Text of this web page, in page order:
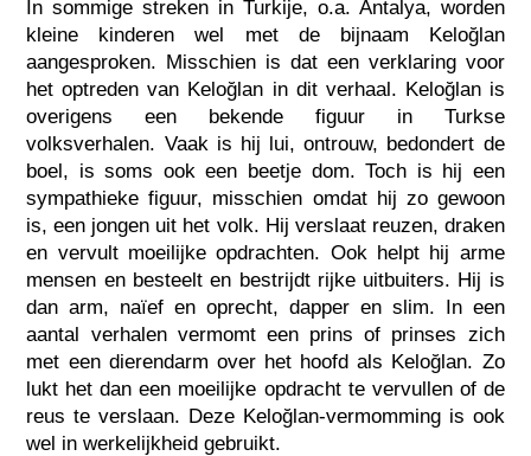
In sommige streken in Turkije, o.a. Antalya, worden
kleine kinderen wel met de bijnaam Keloğlan
aangesproken. Misschien is dat een verklaring voor
het optreden van Keloğlan in dit verhaal. Keloğlan is
overigens een bekende figuur in Turkse
volksverhalen. Vaak is hij lui, ontrouw, bedondert de
boel, is soms ook een beetje dom. Toch is hij een
sympathieke figuur, misschien omdat hij zo gewoon
is, een jongen uit het volk. Hij verslaat reuzen, draken
en vervult moeilijke opdrachten. Ook helpt hij arme
mensen en besteelt en bestrijdt rijke uitbuiters. Hij is
dan arm, naïef en oprecht, dapper en slim. In een
aantal verhalen vermomt een prins of prinses zich
met een dierendarm over het hoofd als Keloğlan. Zo
lukt het dan een moeilijke opdracht te vervullen of de
reus te verslaan. Deze Keloğlan-vermomming is ook
wel in werkelijkheid gebruikt.